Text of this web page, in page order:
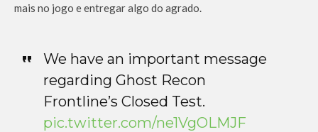
mais no jogo e entregar algo do agrado.
We have an important message
regarding Ghost Recon
Frontline’s Closed Test.
pic.twitter.com/ne1VgOLMJF